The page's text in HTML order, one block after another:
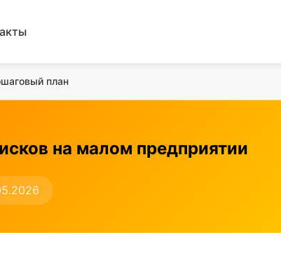
план
на малом предприятии